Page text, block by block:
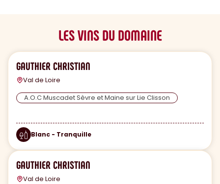
LES VINS DU DOMAINE
GAUTHIER CHRISTIAN
Val de Loire
A.O.C Muscadet Sèvre et Maine sur Lie Clisson
Blanc - Tranquille
GAUTHIER CHRISTIAN
Val de Loire